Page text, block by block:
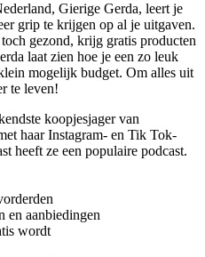
Gierige Gerda, leert je
grip te krijgen op al je uitgaven.
gezond, krijg gratis producten
laat zien hoe je een zo leuk
mogelijk budget. Om alles uit
te leven!
koopjesjager van
haar Instagram- en Tik Tok-
heeft ze een populaire podcast.
en aanbiedingen
wordt